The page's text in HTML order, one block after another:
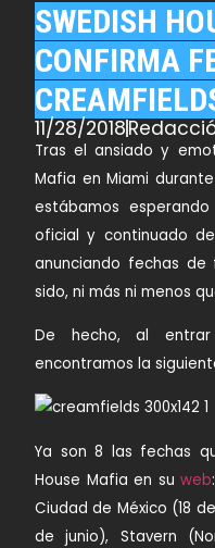
SWEDISH
CONFIRMA
11/28/2018
Tras el ansiado y
Mafia en Miami durante
estábamos
oficial y continuado
anunciando fechas
sido, ni más ni menos
De hecho, al
encontramos la
Ya son 8 las fechas
House Mafia en suweb:
Ciudad de México (18
de junio), Stavern